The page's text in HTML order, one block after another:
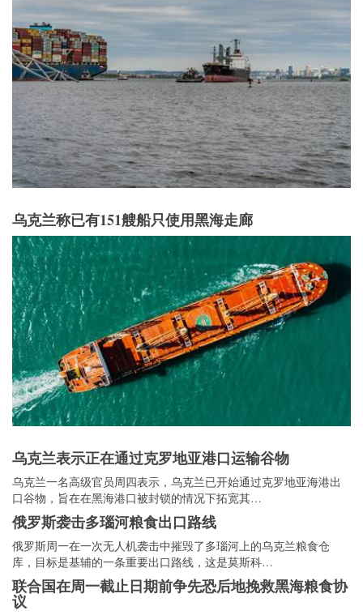
乌克兰称已有151艘船只使用黑海走廊
乌克兰表示正在通过克罗地亚港口运输谷物
乌克兰一名高级官员周四表示，乌克兰已开始通过克罗地亚海港出
口谷物，旨在在黑海港口被封锁的情况下拓宽其…
俄罗斯袭击多瑙河粮食出口路线
俄罗斯周一在一次无人机袭击中摧毁了多瑙河上的乌克兰粮食仓
库，目标是基辅的一条重要出口路线，这是莫斯科…
联合国在周一截止日期前争先恐后地挽救黑海粮食协
议